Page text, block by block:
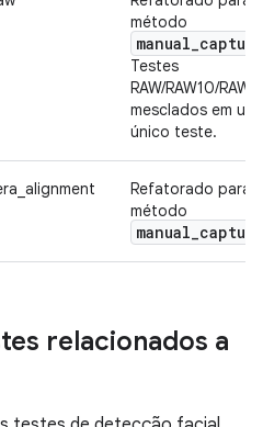
método
Testes
RAW/RAW10/
mesclados em um
único teste.
Refatorado para
método
relacionados a